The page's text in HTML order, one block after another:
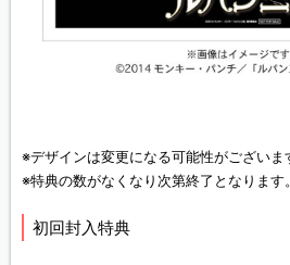
※デザインは変更になる可能性がございま
※特典の数がなくなり次第終了となります
初回封入特典